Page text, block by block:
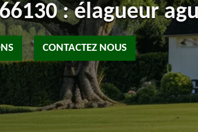
: élagueur
CONTACTEZ NOUS